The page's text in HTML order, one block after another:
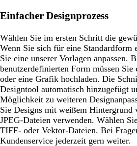
Einfacher Designprozess
Wählen Sie im ersten Schritt die
Wenn Sie sich für eine Standardform
Sie eine unserer Vorlagen anpassen.
benutzerdefinierten Form müssen
oder eine Grafik hochladen. Die
Designtool automatisch hinzugefügt
Möglichkeit zu weiteren
Sie Designs mit weißem Hintergrund
JPEG-Dateien verwenden. Wählen
TIFF- oder Vektor-Dateien. Bei
Kundenservice jederzeit gern weiter.